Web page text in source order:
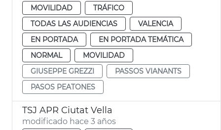
MOVILIDAD
TRÁFICO
TODAS LAS AUDIENCIAS
VALENCIA
EN PORTADA
EN PORTADA TEMÁTICA
NORMAL
MOVILIDAD
GIUSEPPE GREZZI
PASSOS VIANANTS
PASOS PEATONES
TSJ APR Ciutat Vella
modificado hace 3 años